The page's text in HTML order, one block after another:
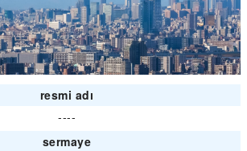
resmi adı
----
sermaye